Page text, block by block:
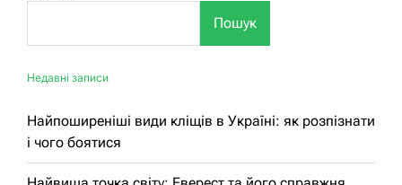
Пошук
Недавні записи
Найпоширеніші види кліщів в Україні: як розпізнати
і чого боятися